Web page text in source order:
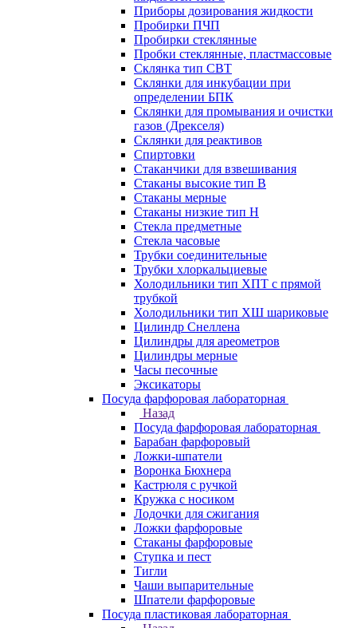
Приборы дозирования жидкости
Пробирки ПЧП
Пробирки стеклянные
Пробки стеклянные, пластмассовые
Склянка тип СВТ
Склянки для инкубации при
определении БПК
Склянки для промывания и очистки
газов (Дрекселя)
Склянки для реактивов
Спиртовки
Стаканчики для взвешивания
Стаканы высокие тип В
Стаканы мерные
Стаканы низкие тип Н
Стекла предметные
Стекла часовые
Трубки соединительные
Трубки хлоркальциевые
Холодильники тип ХПТ с прямой
трубкой
Холодильники тип ХШ шариковые
Цилиндр Снеллена
Цилиндры для ареометров
Цилиндры мерные
Часы песочные
Эксикаторы
Посуда фарфоровая лабораторная
Назад
Посуда фарфоровая лабораторная
Барабан фарфоровый
Ложки-шпатели
Воронка Бюхнера
Кастрюля с ручкой
Кружка с носиком
Лодочки для сжигания
Ложки фарфоровые
Стаканы фарфоровые
Ступка и пест
Тигли
Чаши выпарительные
Шпатели фарфоровые
Посуда пластиковая лабораторная